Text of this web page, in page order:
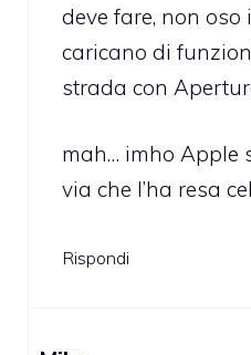
deve fare, non
caricano di
strada con
mah… imho Apple
via che l’ha resa
Rispondi